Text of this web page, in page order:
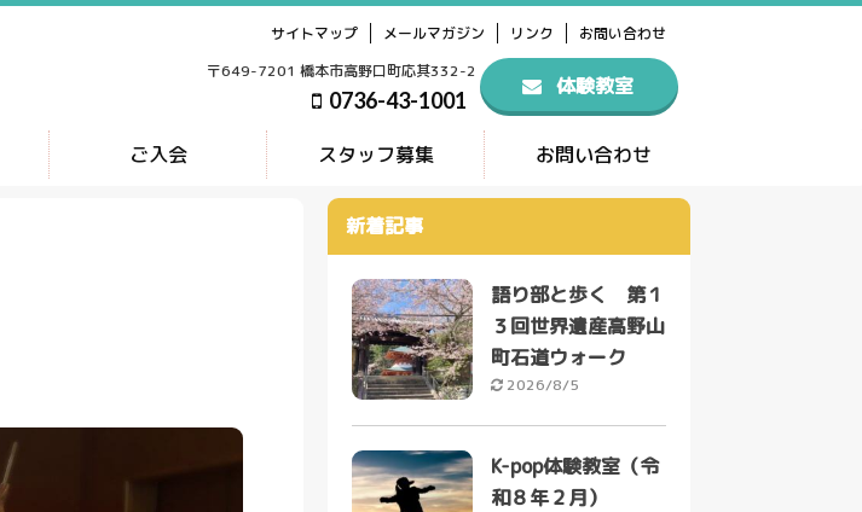
サイトマップ メールマガジン リンク お問い合わせ
0736-43-1001
体験教室
〒649-7201 橋本市高野口町応其332-2
ご入会 スタッフ募集 お問い合わせ
新着記事
語り部と歩く 第１
３回世界遺産高野山
町石道ウォーク
2026/8/5
K-pop体験教室（令
和８年２月）